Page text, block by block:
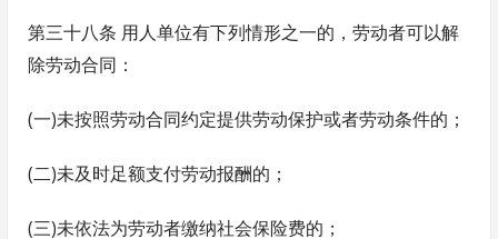
第三十八条 用人单位有下列情形之一的，劳动者可以解
除劳动合同：
(一)未按照劳动合同约定提供劳动保护或者劳动条件的；
(二)未及时足额支付劳动报酬的；
(三)未依法为劳动者缴纳社会保险费的；